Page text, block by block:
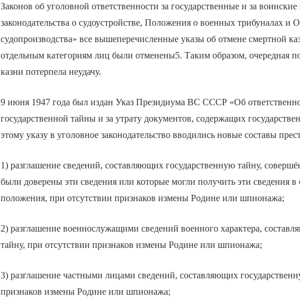
Законов об уголовной ответственности за государственные и за
законодательства о судоустройстве, Положения о военных трибуналах и
судопроизводства» все вышеперечисленные указы об отмене смертной
отдельным категориям лиц были отменены5. Таким образом, очередная
казни потерпела неудачу.
9 июня 1947 года был издан Указ Президиума ВС СССР «Об
государственной тайны и за утрату документов, содержащих
этому указу в уголовное законодательство вводились новые составы
1) разглашение сведений, составляющих государственную тайну,
были доверены эти сведения или которые могли получить эти сведения в
положения, при отсутствии признаков измены Родине или шпионажа;
2) разглашение военнослужащими сведений военного характера,
тайну, при отсутствии признаков измены Родине или шпионажа;
3) разглашение частными лицами сведений, составляющих
признаков измены Родине или шпионажа;